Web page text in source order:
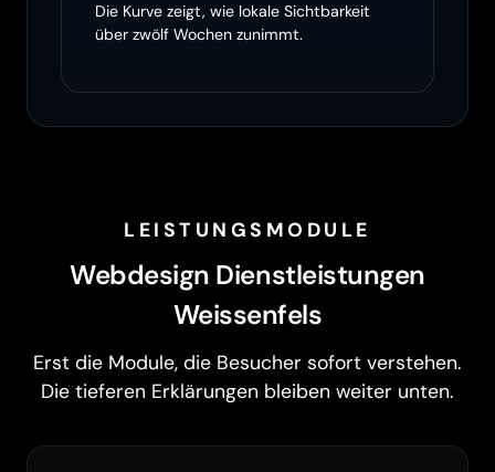
Die Kurve zeigt, wie lokale Sichtbarkeit
über zwölf Wochen zunimmt.
LEISTUNGSMODULE
Webdesign Dienstleistungen
Weissenfels
Erst die Module, die Besucher sofort verstehen.
Die tieferen Erklärungen bleiben weiter unten.